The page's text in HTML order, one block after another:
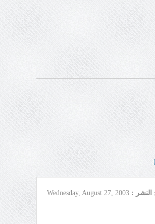
النشر :Wednesday, August 27, 2003